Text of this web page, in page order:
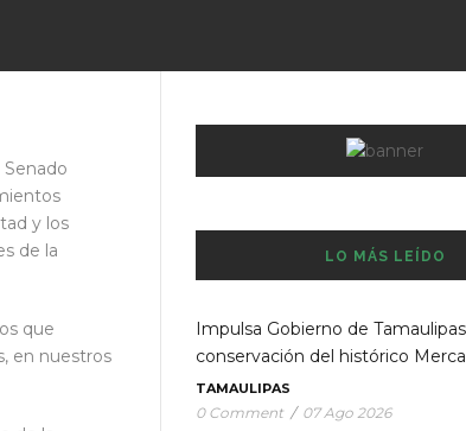
y los
de la
que
en nuestros
LO MÁS LEÍDO
Impulsa Gobierno de
conservación del histórico
TAMAULIPAS
0 Comment / 07 Ago 2026